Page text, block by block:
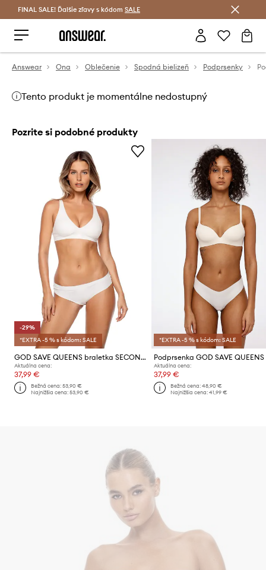
Šetrite s Answear Club >
FINAL SALE! Ďalšie zľavy s kódom SALE
Answear Ona Oblečenie Spodná bielizeň Podprsenky
Tento produkt je momentálne nedostupný
Pozrite si podobné produkty
-29%
*EXTRA -5 % s kódom: SALE
GOD SAVE QUEENS braletka SECOND SKIN BRALETTE PUSH UP
Aktuálna cena:
37,99 €
Bežná cena:53,90 €
Najnižšia cena:53,90 €
*EXTRA -5 % s kódom: SALE
Aktuálna cena:
37,99 €
Bežná cena: 48,90 €
Najnižšia cena: 41,99 €